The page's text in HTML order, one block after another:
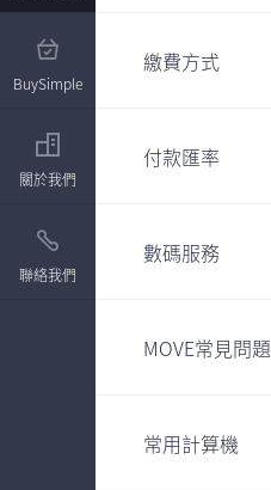
BuySimple
關於我們
聯絡我們
繳費方式
付款匯率
數碼服務
MOVE常見問題
常用計算機